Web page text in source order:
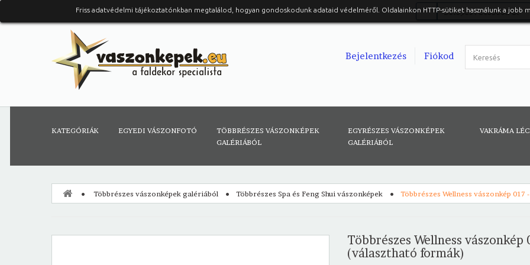
Belépés Facebook-al
Fiókod
Bejelentkezés
KATEGÓRIÁK EGYEDI VÁSZONFOTÓ
TÖBBRÉSZES VÁSZONKÉPEK
GALÉRIÁBÓL
EGYRÉSZES VÁSZONKÉPEK
GALÉRIÁBÓL
VAKRÁMA
Friss adatvédelmi tájékoztatónkban megtalálod, hogyan gondoskodunk adataid védelméről. Oldalainkon HTTP-sütiket használunk a jobb
Többrészes vászonképek galériából Többrészes Spa és Feng Shui vászonképek Többrészes Wellness vászonkép
Többrészes Wellness vászonkép
(választható formák)